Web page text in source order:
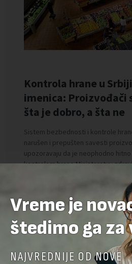
Vreme je
štedimo ga za
NAJVREDNIJE OD NOVE